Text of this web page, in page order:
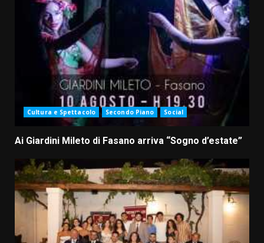
Cultura e Spettacolo Secondo Piano Social
Ai Giardini Mileto di Fasano arriva “Sogno d’estate”